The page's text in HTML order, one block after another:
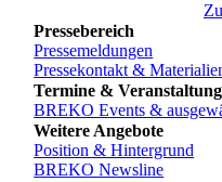
Pressebereich
Pressemeldungen
Pressekontakt &
Termine &
BREKO Events &
Weitere Angebote
Position & Hintergrund
BREKO Newsline